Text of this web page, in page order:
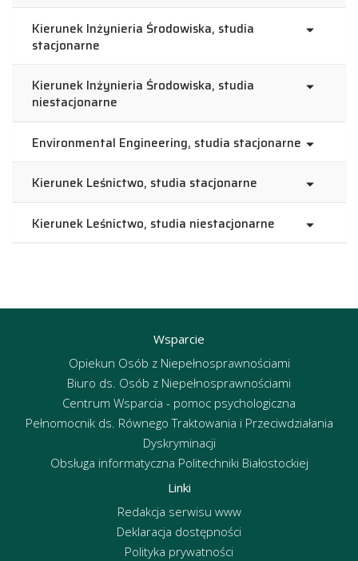
Kierunek Inżynieria Środowiska, studia
stacjonarne
Kierunek Inżynieria Środowiska, studia
niestacjonarne
Environmental Engineering, studia stacjonarne
Kierunek Leśnictwo, studia stacjonarne
Kierunek Leśnictwo, studia niestacjonarne
Wsparcie
Opiekun Osób z Niepełnosprawnościami
Biuro ds. Osób z Niepełnosprawnościami
Centrum Wsparcia - pomoc psychologiczna
Pełnomocnik ds. Równego Traktowania i Przeciwdziałania
Dyskryminacji
Obsługa informatyczna Politechniki Białostockiej
Linki
Redakcja serwisu www
Deklaracja dostępności
Polityka prywatności